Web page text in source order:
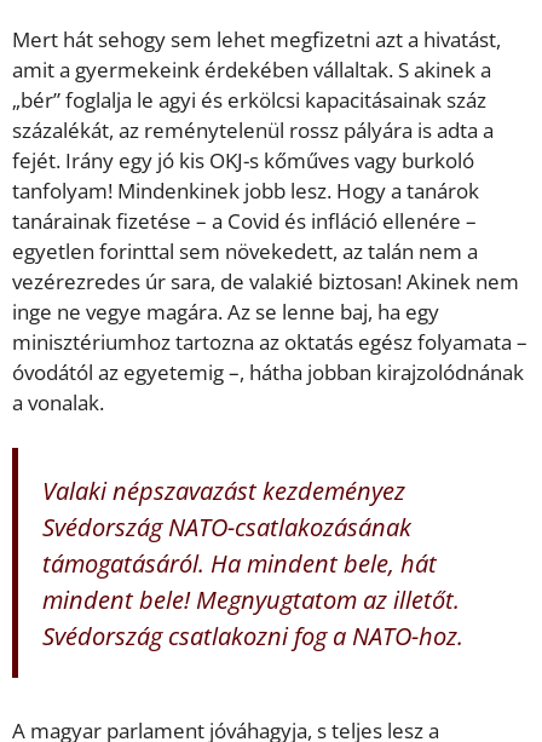
Mert hát sehogy sem lehet megfizetni azt a hivatást,
amit a gyermekeink érdekében vállaltak. S akinek a
„bér” foglalja le agyi és erkölcsi kapacitásainak száz
százalékát, az reménytelenül rossz pályára is adta a
fejét. Irány egy jó kis OKJ-s kőműves vagy burkoló
tanfolyam! Mindenkinek jobb lesz. Hogy a tanárok
tanárainak fizetése – a Covid és infláció ellenére –
egyetlen forinttal sem növekedett, az talán nem a
vezérezredes úr sara, de valakié biztosan! Akinek nem
inge ne vegye magára. Az se lenne baj, ha egy
minisztériumhoz tartozna az oktatás egész folyamata –
óvodától az egyetemig –, hátha jobban kirajzolódnának
a vonalak.
Valaki népszavazást kezdeményez
Svédország NATO-csatlakozásának
támogatásáról. Ha mindent bele, hát
mindent bele! Megnyugtatom az illetőt.
Svédország csatlakozni fog a NATO-hoz.
A magyar parlament jóváhagyja, s teljes lesz a